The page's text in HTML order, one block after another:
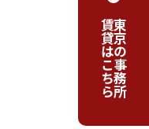
東京の事務所
賃貸はこちら